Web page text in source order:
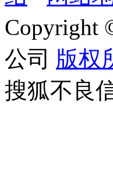
Copyright
公司 版权
搜狐不良